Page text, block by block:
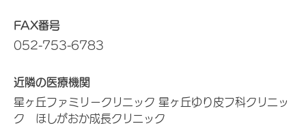
FAX番号
052-753-6783
近隣の医療機関
星ヶ丘ファミリークリニック 星ヶ丘ゆり皮フ科クリニッ
ク ほしがおか成長クリニック